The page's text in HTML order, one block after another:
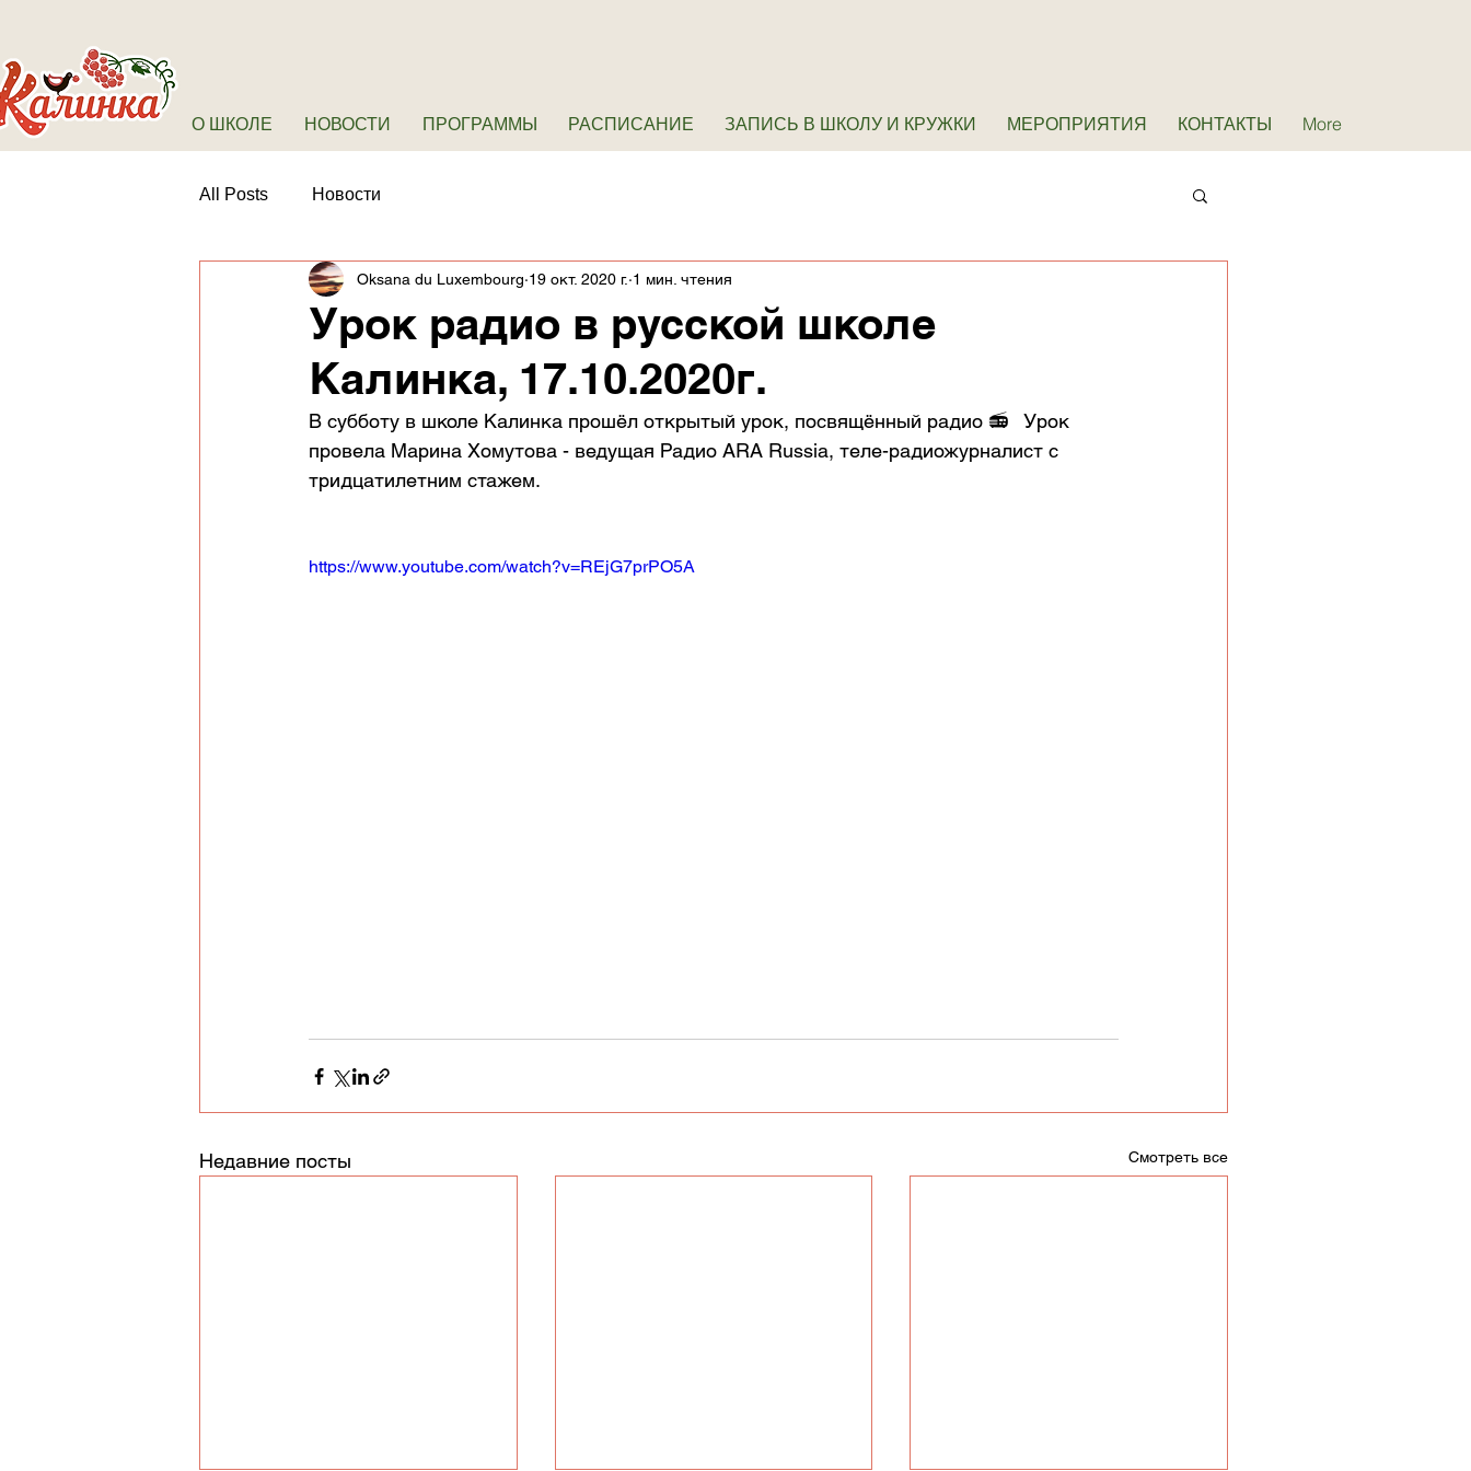
О ШКОЛЕ НОВОСТИ ПРОГРАММЫ РАСПИСАНИЕ ЗАПИСЬ В ШКОЛУ И КРУЖКИ МЕРОПРИЯТИЯ КОНТАКТЫ More
All Posts Новости
Урок радио в русской школе
Калинка, 17.10.2020г.
Oksana du Luxembourg 19 окт. 2020 г. 1 мин. чтения
В субботу в школе Калинка прошёл открытый урок, посвящённый радио 📻   Урок
провела Марина Хомутова - ведущая Радио ARA Russia, теле-радиожурналист с
тридцатилетним стажем.
https://www.youtube.com/watch?v=REjG7prPO5A
Недавние посты Смотреть все